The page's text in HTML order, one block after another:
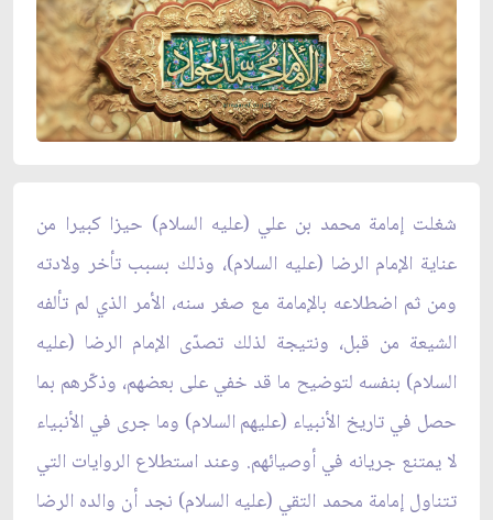
شغلت إمامة محمد بن علي (عليه السلام) حيزا كبيرا من
عناية الإمام الرضا (عليه السلام)، وذلك بسبب تأخر ولادته
ومن ثم اضطلاعه بالإمامة مع صغر سنه، الأمر الذي لم تألفه
الشيعة من قبل، ونتيجة لذلك تصدّى الإمام الرضا (عليه
السلام) بنفسه لتوضيح ما قد خفي على بعضهم، وذكّرهم بما
حصل في تاريخ الأنبياء (عليهم السلام) وما جرى في الأنبياء
لا يمتنع جريانه في أوصيائهم. وعند استطلاع الروايات التي
تتناول إمامة محمد التقي (عليه السلام) نجد أن والده الرضا